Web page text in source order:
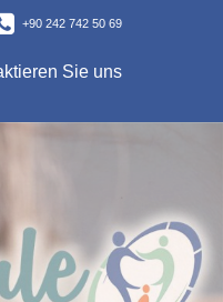
+90 242 742 50 69
Sie uns